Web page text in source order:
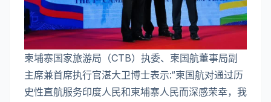
柬埔寨国家旅游局（CTB）执委、柬国航董事局副
主席兼首席执行官湛大卫博士表示:“柬国航对通过历
史性直航服务印度人民和柬埔寨人民而深感荣幸，我